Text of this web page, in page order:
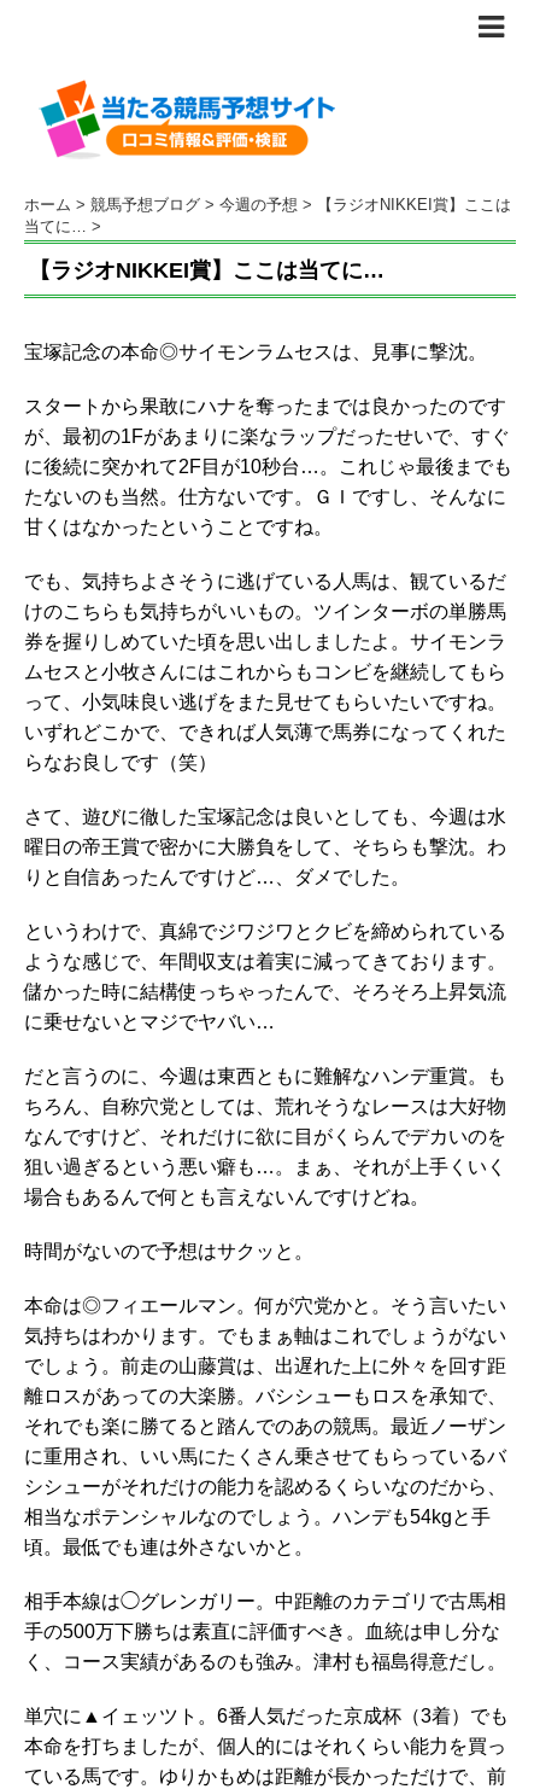
ホーム > 競馬予想ブログ > 今週の予想 >
【ラジオNIKKEI賞】ここは
当てに… >
【ラジオNIKKEI賞】ここは当てに…
宝塚記念の本命◎サイモンラムセスは、見事に撃沈。
スタートから果敢にハナを奪ったまでは良かったのです
が、最初の1Fがあまりに楽なラップだったせいで、すぐ
に後続に突かれて2F目が10秒台…。これじゃ最後までも
たないのも当然。仕方ないです。ＧＩですし、そんなに
甘くはなかったということですね。
でも、気持ちよさそうに逃げている人馬は、観ているだ
けのこちらも気持ちがいいもの。ツインターボの単勝馬
券を握りしめていた頃を思い出しましたよ。サイモンラ
ムセスと小牧さんにはこれからもコンビを継続してもら
って、小気味良い逃げをまた見せてもらいたいですね。
いずれどこかで、できれば人気薄で馬券になってくれた
らなお良しです（笑）
さて、遊びに徹した宝塚記念は良いとしても、今週は水
曜日の帝王賞で密かに大勝負をして、そちらも撃沈。わ
りと自信あったんですけど…、ダメでした。
というわけで、真綿でジワジワとクビを締められている
ような感じで、年間収支は着実に減ってきております。
儲かった時に結構使っちゃったんで、そろそろ上昇気流
に乗せないとマジでヤバい…
だと言うのに、今週は東西ともに難解なハンデ重賞。も
ちろん、自称穴党としては、荒れそうなレースは大好物
なんですけど、それだけに欲に目がくらんでデカいのを
狙い過ぎるという悪い癖も…。まぁ、それが上手くいく
場合もあるんで何とも言えないんですけどね。
時間がないので予想はサクッと。
本命は◎フィエールマン。何が穴党かと。そう言いたい
気持ちはわかります。でもまぁ軸はこれでしょうがない
でしょう。前走の山藤賞は、出遅れた上に外々を回す距
離ロスがあっての大楽勝。バシシューもロスを承知で、
それでも楽に勝てると踏んでのあの競馬。最近ノーザン
に重用され、いい馬にたくさん乗させてもらっているバ
シシューがそれだけの能力を認めるくらいなのだから、
相当なポテンシャルなのでしょう。ハンデも54kgと手
頃。最低でも連は外さないかと。
相手本線は◯グレンガリー。中距離のカテゴリで古馬相
手の500万下勝ちは素直に評価すべき。血統は申し分な
く、コース実績があるのも強み。津村も福島得意だし。
単穴に▲イェッツト。6番人気だった京成杯（3着）でも
本命を打ちましたが、個人的にはそれくらい能力を買っ
ている馬です。ゆりかもめは距離が長かっただけで、前